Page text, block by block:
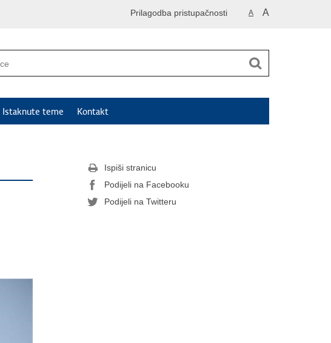
A A
Prilagodba pristupačnosti
Istaknute teme Kontakt
Ispiši stranicu
Podijeli na Facebooku
Podijeli na Twitteru